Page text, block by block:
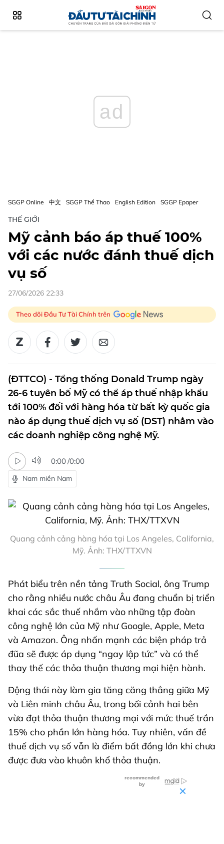
ad
SGGP Online 中文 SGGP Thể Thao English Edition SGGP Epaper
THẾ GIỚI
Mỹ cảnh báo áp thuế 100%
với các nước đánh thuế dịch
vụ số
27/06/2026 22:33
Theo dõi Đầu Tư Tài Chính trên
(ĐTTCO) - Tổng thống Donald Trump ngày
26-6 tuyên bố Mỹ có thể áp thuế nhập khẩu
tới 100% đối với hàng hóa từ bất kỳ quốc gia
nào áp dụng thuế dịch vụ số (DST) nhằm vào
các doanh nghiệp công nghệ Mỹ.
0:00/0:00
Nam miền Nam
Quang cảnh cảng hàng hóa tại Los Angeles, California,
Mỹ. Ảnh: THX/TTXVN
Phát biểu trên nền tảng Truth Social, ông Trump
cho rằng nhiều nước châu Âu đang chuẩn bị triển
khai các sắc thuế nhắm vào những tập đoàn
công nghệ lớn của Mỹ như Google, Apple, Meta
và Amazon. Ông nhấn mạnh các biện pháp trả
đũa sẽ được áp dụng “ngay lập tức” và có thể
thay thế các thỏa thuận thương mại hiện hành.
Động thái này làm gia tăng căng thẳng giữa Mỹ
và Liên minh châu Âu, trong bối cảnh hai bên
vừa đạt thỏa thuận thương mại với mức thuế trần
15% cho phần lớn hàng hóa. Tuy nhiên, vấn đề
thuế dịch vụ số vẫn là điểm bất đồng lớn khi chưa
được đưa vào khuôn khổ thỏa thuận.